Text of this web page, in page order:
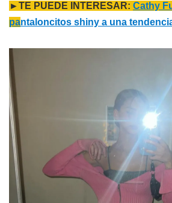
►TE PUEDE INTERESAR: Cathy
pantaloncitos shiny a una